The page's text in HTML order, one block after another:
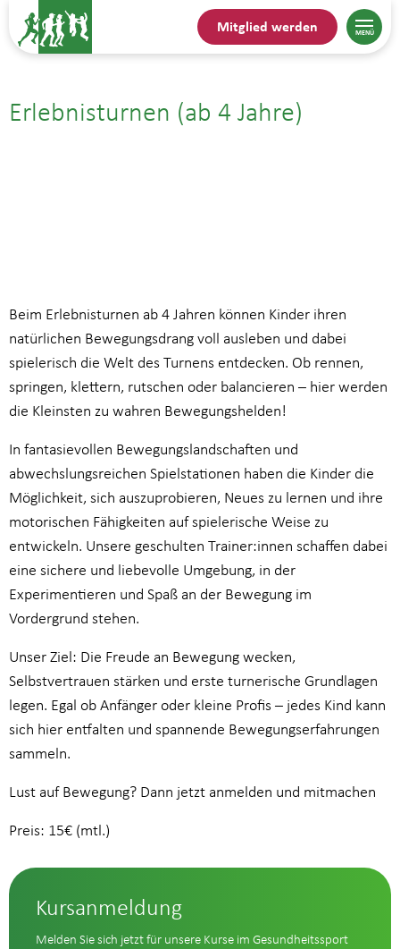
Mitglied werden
Erlebnisturnen (ab 4 Jahre)
Beim Erlebnisturnen ab 4 Jahren können Kinder ihren
natürlichen Bewegungsdrang voll ausleben und dabei
spielerisch die Welt des Turnens entdecken. Ob rennen,
springen, klettern, rutschen oder balancieren – hier werden
die Kleinsten zu wahren Bewegungshelden!
In fantasievollen Bewegungslandschaften und
abwechslungsreichen Spielstationen haben die Kinder die
Möglichkeit, sich auszuprobieren, Neues zu lernen und ihre
motorischen Fähigkeiten auf spielerische Weise zu
entwickeln. Unsere geschulten Trainer:innen schaffen dabei
eine sichere und liebevolle Umgebung, in der
Experimentieren und Spaß an der Bewegung im
Vordergrund stehen.
Unser Ziel: Die Freude an Bewegung wecken,
Selbstvertrauen stärken und erste turnerische Grundlagen
legen. Egal ob Anfänger oder kleine Profis – jedes Kind kann
sich hier entfalten und spannende Bewegungserfahrungen
sammeln.
Lust auf Bewegung? Dann jetzt anmelden und mitmachen
Preis: 15€ (mtl.)
Kursanmeldung
Melden Sie sich jetzt für unsere Kurse im Gesundheitssport